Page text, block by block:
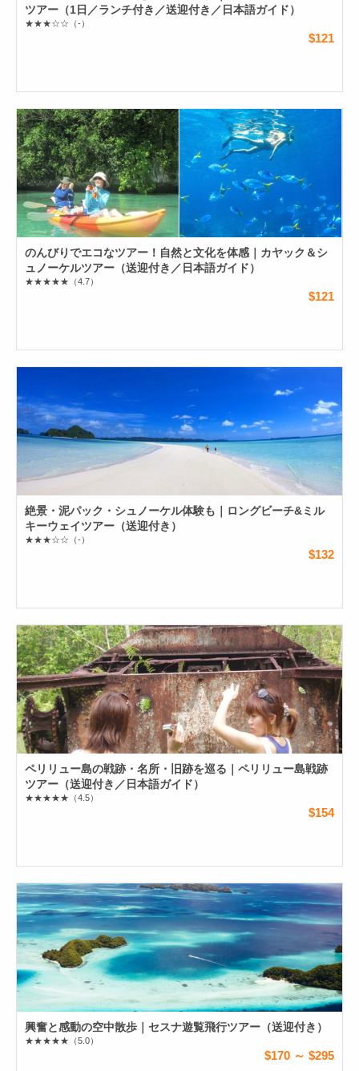
ツアー（1日／ランチ付き／送迎付き／日本語ガイド）
★★★☆☆ （-）
$121
のんびりでエコなツアー！自然と文化を体感｜カヤック＆シ
ュノーケルツアー（送迎付き／日本語ガイド）
★★★★★ （4.7）
$121
絶景・泥パック・シュノーケル体験も｜ロングビーチ&ミル
キーウェイツアー（送迎付き）
★★★☆☆ （-）
$132
ペリリュー島の戦跡・名所・旧跡を巡る｜ペリリュー島戦跡
ツアー（送迎付き／日本語ガイド）
★★★★★ （4.5）
$154
興奮と感動の空中散歩｜セスナ遊覧飛行ツアー（送迎付き）
★★★★★ （5.0）
$170 ～ $295